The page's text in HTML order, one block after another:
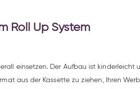
Roll Up System
einsetzen. Der Aufbau ist
aus der Kassette zu ziehen, Ihren